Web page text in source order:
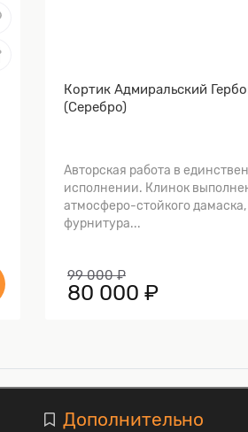
Кортик Адмиральский
(Серебро)
Авторская работа в
исполнении. Клинок
атмосферо-стойкого дамаска,
фурнитура...
99 000 ₽
80 000 ₽
Дополнительно